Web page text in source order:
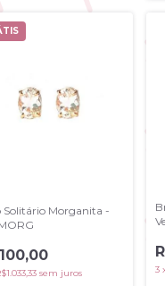
Solitário Morganita -
sem juros 3